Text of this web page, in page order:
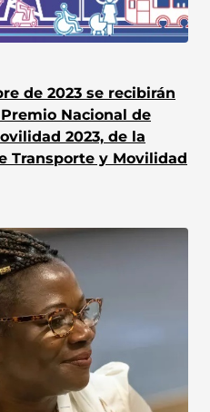
de 2023 se recibirán
Nacional de
2023, de la
Transporte y Movilidad